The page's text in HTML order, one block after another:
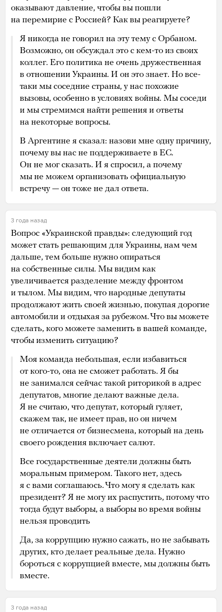
оказывают давление, чтобы вы пошли
на перемирие с Россией? Как вы реагируете?
Я никогда не говорил на эту тему с Орбаном.
Возможно, он обсуждал это с кем-то из своих
коллег. Его политика не очень дружественная
в отношении Украины. И он это знает. Но все-
таки мы соседние страны, у нас похожие
вызовы, особенно в условиях войны. Мы соседи
и мы стремимся найти решения и ответы
на некоторые вопросы.
В Аргентине я сказал: назови мне одну причину,
почему вы нас не поддерживаете в ЕС.
Он не мог сказать. И я спросил, а почему
мы не можем организовать официальную
встречу — он тоже не дал ответа.
3 года назад
Вопрос «Украинской правды»: следующий год
может стать решающим для Украины, нам чем
дальше, тем больше нужно опираться
на собственные силы. Мы видим как
увеличивается разделение между фронтом
и тылом. Мы видим, что народные депутаты
продолжают жить своей жизнью, покупая дорогие
автомобили и отдыхая за рубежом. Что вы можете
сделать, кого можете заменить в вашей команде,
чтобы изменить ситуацию?
Моя команда небольшая, если избавиться
от кого-то, она не сможет работать. Я бы
не занимался сейчас такой риторикой в адрес
депутатов, многие делают важные дела.
Я не считаю, что депутат, который гуляет,
скажем так, не имеет прав, но он ничем
не отличается от бизнесмена, который на день
своего рождения включает салют.
Все государственные деятели должны быть
моральным примером. Такого нет, здесь
я с вами соглашаюсь. Что могу я сделать как
президент? Я не могу их распустить, потому что
тогда будут выборы, а выборы во время войны
нельзя проводить
Да, за коррупцию нужно сажать, но не забывать
других, кто делает реальные дела. Нужно
бороться с коррупцией вместе, мы должны быть
вместе.
3 года назад